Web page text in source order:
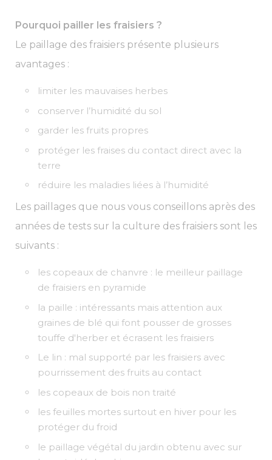
Pourquoi pailler les fraisiers ?
Le paillage des fraisiers présente plusieurs
avantages :
limiter les mauvaises herbes
conserver l’humidité du sol
garder les fruits propres
protéger les fraises du contact direct avec la
terre
réduire les maladies liées à l’humidité
Les paillages que nous vous conseillons après des
années de tests sur la culture des fraisiers sont les
suivants :
les copeaux de chanvre : le meilleur paillage
de fraisiers en pyramide
la paille : intéressants mais attention aux
graines de blé qui font pousser de grosses
touffe d'herber et écrasent les fraisiers
Le lin : mal supporté par les fraisiers avec
pourrissement des fruits au contact
les copeaux de bois non traité
les feuilles mortes surtout en hiver pour les
protéger du froid
le paillage végétal du jardin obtenu avec sur